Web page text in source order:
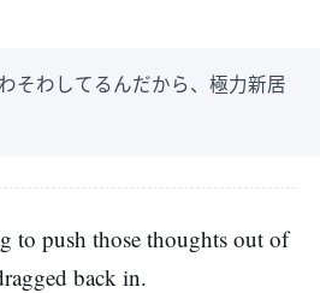
そわしてるんだから、極力新居
to push those thoughts out of
back in.